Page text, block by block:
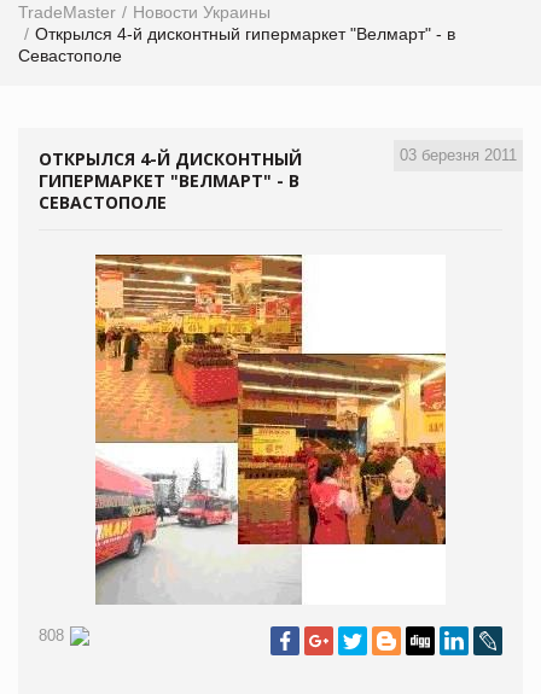
TradeMaster
Новости Украины
Открылся 4-й дисконтный гипермаркет "Велмарт" - в
Севастополе
03 березня 2011
ОТКРЫЛСЯ 4-Й ДИСКОНТНЫЙ
ГИПЕРМАРКЕТ "ВЕЛМАРТ" - В
СЕВАСТОПОЛЕ
808